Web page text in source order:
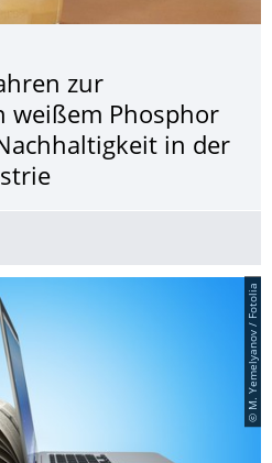
zur
weißem Phosphor
in der
© M. Yemelyanov / Fotolia